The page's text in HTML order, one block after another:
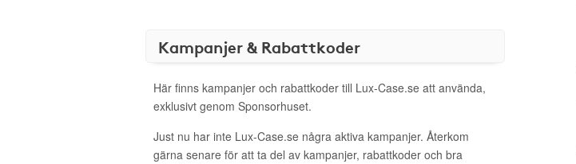
Kampanjer & Rabattkoder
Här finns kampanjer och rabattkoder till Lux-Case.se att använda,
exklusivt genom Sponsorhuset.
Just nu har inte Lux-Case.se några aktiva kampanjer. Återkom
gärna senare för att ta del av kampanjer, rabattkoder och bra